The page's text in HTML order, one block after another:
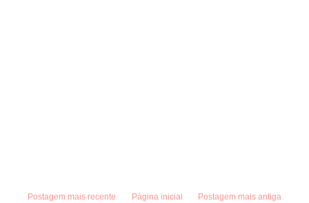
Postagem mais recente Postagem mais antiga
Página inicial